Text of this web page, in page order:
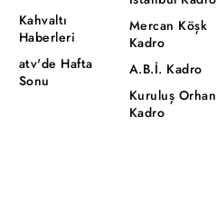
Kahvaltı
Haberleri
atv'de Hafta
Sonu
Mercan Köşk
Kadro
A.B.İ. Kadro
Kuruluş Orhan
Kadro